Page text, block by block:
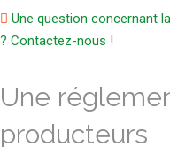
Une question concernant
? Contactez-nous !
Une
producteurs